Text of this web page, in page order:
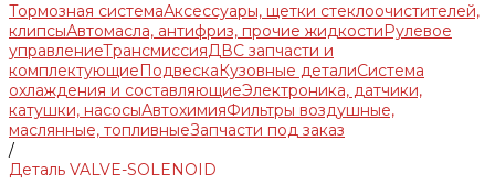
Тормозная системаАксессуары, щетки стеклоочистителей,
клипсыАвтомасла, антифриз, прочие жидкостиРулевое
управлениеТрансмиссияДВС запчасти и
комплектующиеПодвескаКузовные деталиСистема
охлаждения и составляющиеЭлектроника, датчики,
катушки, насосыАвтохимияФильтры воздушные,
маслянные, топливныеЗапчасти под заказ
/
Деталь VALVE-SOLENOID